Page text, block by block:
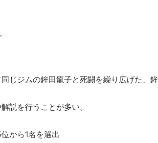
じジムの鉾田龍子と死闘を繰り広げた、
説を行うことが多い。
から1名を選出